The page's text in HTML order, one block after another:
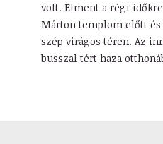
volt. Elment a régi
Márton templom előtt
szép virágos téren. Az
busszal tért haza